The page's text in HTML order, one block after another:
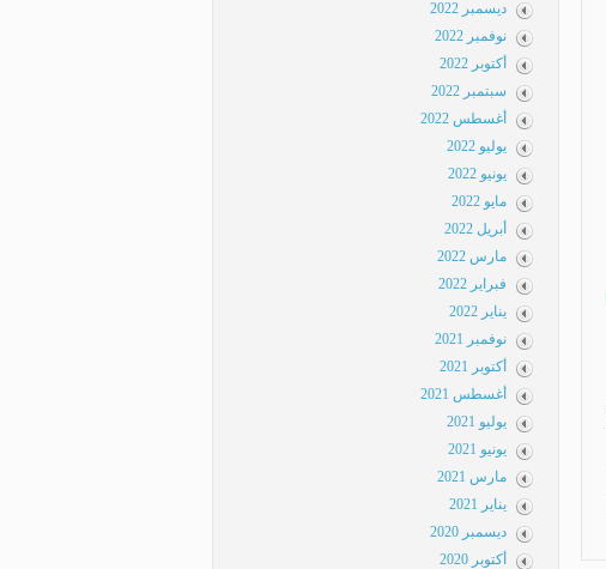
ديسمبر 2022
نوفمبر 2022
أكتوبر 2022
سبتمبر 2022
أغسطس 2022
يوليو 2022
يونيو 2022
مايو 2022
أبريل 2022
مارس 2022
فبراير 2022
يناير 2022
نوفمبر 2021
أكتوبر 2021
أغسطس 2021
يوليو 2021
يونيو 2021
مارس 2021
يناير 2021
ديسمبر 2020
أكتوبر 2020